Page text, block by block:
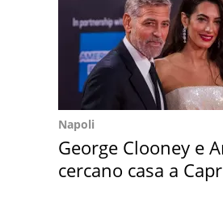
Napoli
George Clooney e
cercano casa a